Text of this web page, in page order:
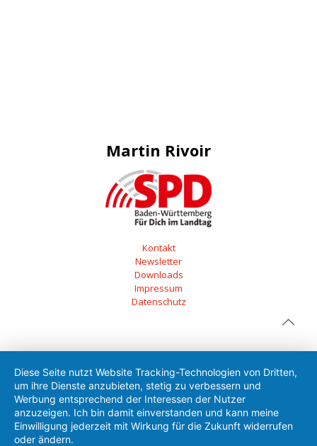
Martin Rivoir
Kontakt
Newsletter
Downloads
Impressum
Datenschutz
Diese Seite nutzt Website Tracking-Technologien von Dritten,
um ihre Dienste anzubieten, stetig zu verbessern und
Werbung entsprechend der Interessen der Nutzer
anzuzeigen. Ich bin damit einverstanden und kann meine
Einwilligung jederzeit mit Wirkung für die Zukunft widerrufen
oder ändern.